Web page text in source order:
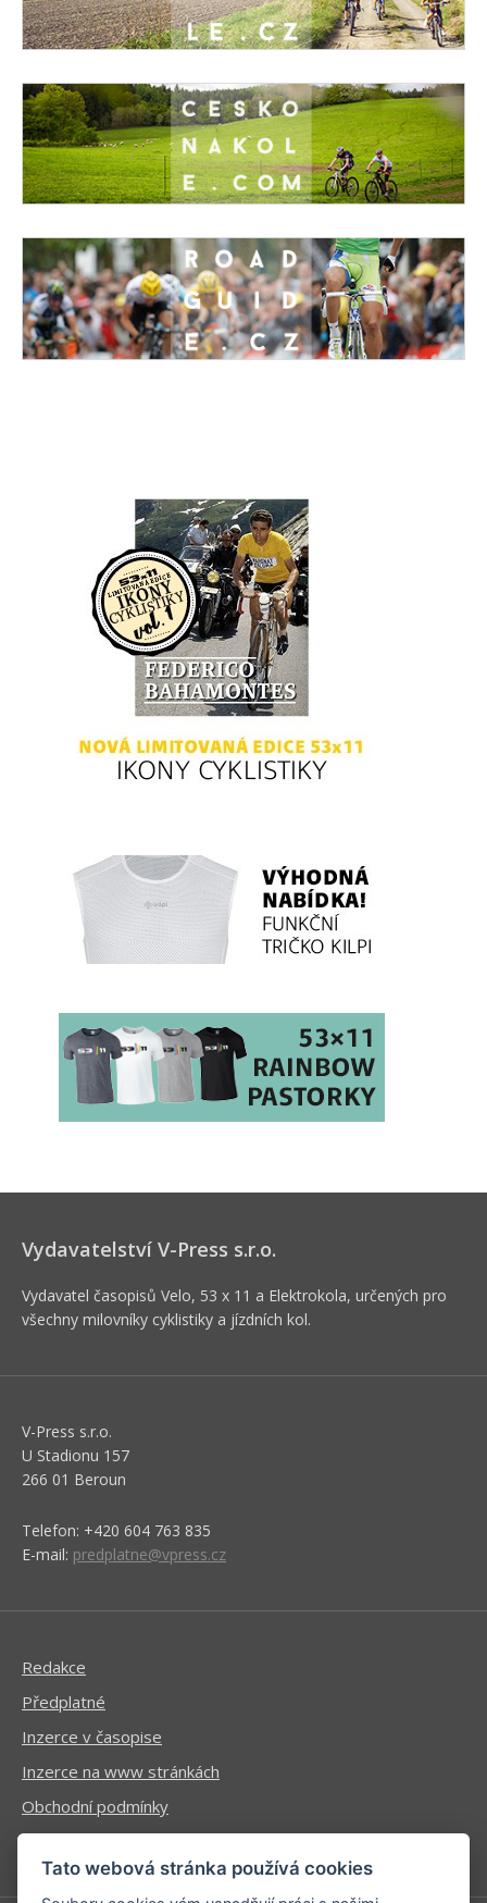
Vydavatelství V-Press s.r.o.
Vydavatel časopisů Velo, 53 x 11 a Elektrokola, určených pro
všechny milovníky cyklistiky a jízdních kol.
V-Press s.r.o.
U Stadionu 157
266 01 Beroun
Telefon: +420 604 763 835
E-mail: predplatne@vpress.cz
Redakce
Předplatné
Inzerce v časopise
Inzerce na www stránkách
Obchodní podmínky
Ochrana osobních údajů
Tato webová stránka používá cookies